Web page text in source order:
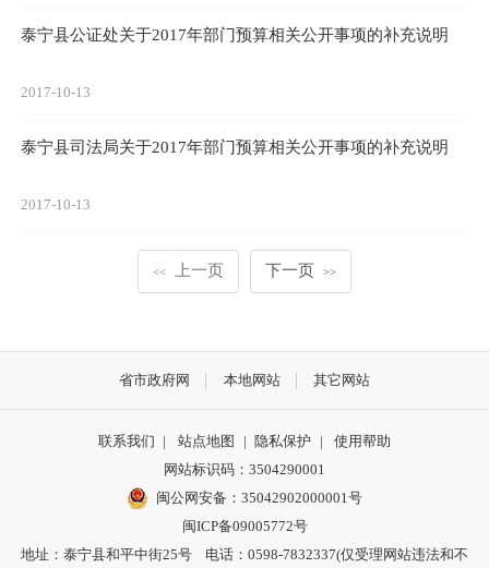
泰宁县公证处关于2017年部门预算相关公开事项的补充说明
2017-10-13
泰宁县司法局关于2017年部门预算相关公开事项的补充说明
2017-10-13
<< 上一页 下一页 >>
省市政府网 本地网站 其它网站
联系我们 | 站点地图 | 隐私保护 |
使用帮助
网站标识码：3504290001
闽公网安备：35042902000001号
闽ICP备09005772号
地址：泰宁县和平中街25号 电话：0598-7832337(仅受理网站违法和不